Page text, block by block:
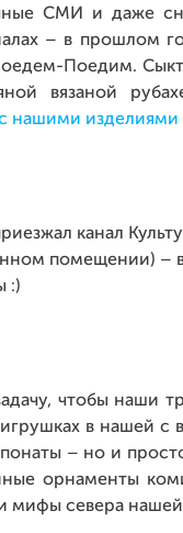
СМИ и даже
– в прошлом
Поедим.
вязаной
нашими
канал
помещении) –
:)
чтобы наши
в нашей с
– но и
орнаменты
мифы севера